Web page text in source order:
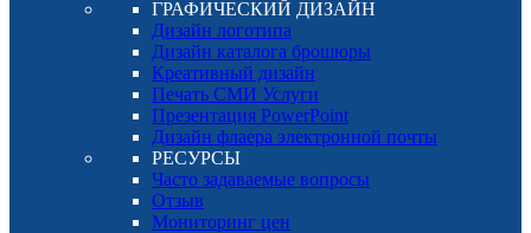
ГРАФИЧЕСКИЙ ДИЗАЙН
Дизайн логотипа
Дизайн каталога брошюры
Креативный дизайн
Печать СМИ Услуги
Презентация PowerPoint
Дизайн флаера электронной почты
РЕСУРСЫ
Часто задаваемые вопросы
Отзыв
Мониторинг цен